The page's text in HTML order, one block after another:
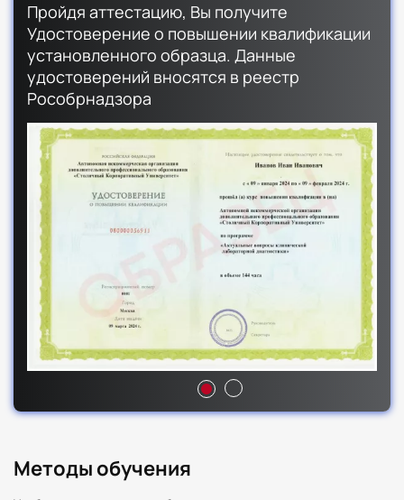
Пройдя аттестацию, Вы получите
Удостоверение о повышении квалификации
установленного образца. Данные
удостоверений вносятся в реестр
Рособрнадзора
Методы обучения